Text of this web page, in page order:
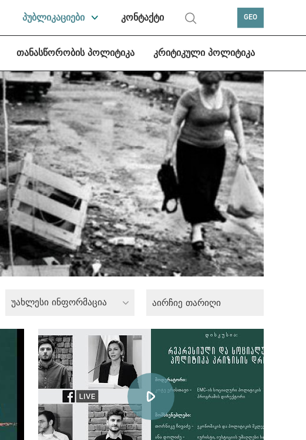
პუბლიკაციები კონტაქტი GEO
თანასწორობის პოლიტიკა კრიტიკული პოლიტიკა
უახლესი ინფორმაცია